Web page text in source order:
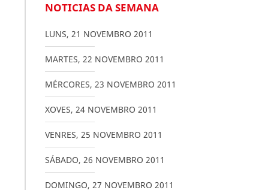
NOTICIAS DA SEMANA
LUNS, 21 NOVEMBRO 2011
MARTES, 22 NOVEMBRO 2011
MÉRCORES, 23 NOVEMBRO 2011
XOVES, 24 NOVEMBRO 2011
VENRES, 25 NOVEMBRO 2011
SÁBADO, 26 NOVEMBRO 2011
DOMINGO, 27 NOVEMBRO 2011